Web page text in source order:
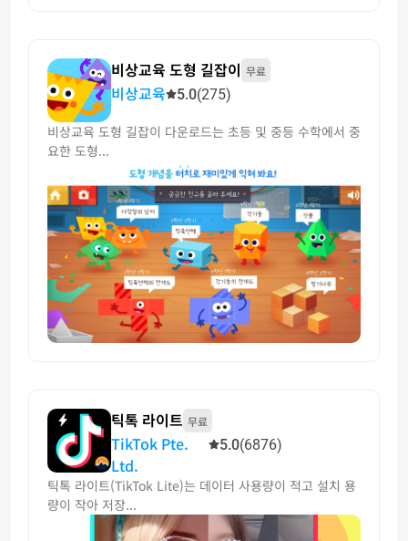
비상교육 도형 길잡이 무료
비상교육 5.0(275)
비상교육 도형 길잡이 다운로드는 초등 및 중등 수학에서 중
요한 도형...
틱톡 라이트 무료
TikTok Pte.
Ltd.
5.0(6876)
틱톡 라이트(TikTok Lite)는 데이터 사용량이 적고 설치 용
량이 작아 저장...